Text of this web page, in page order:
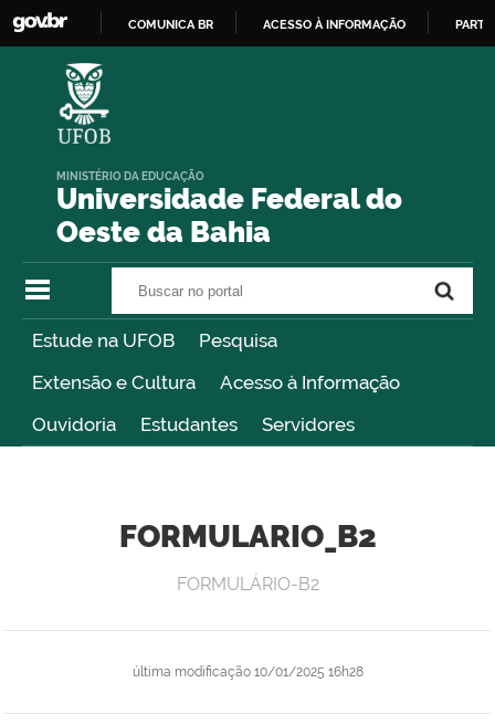
COMUNICA BR ACESSO À INFORMAÇÃO
Universidade Federal do
Oeste da Bahia
MINISTÉRIO DA EDUCAÇÃO
Estude na UFOB
Pesquisa
Extensão e Cultura
Acesso à Informação
Ouvidoria
Estudantes Servidores
FORMULARIO_B2
última modificação10/01/2025 16h28
FORMULÁRIO-B2